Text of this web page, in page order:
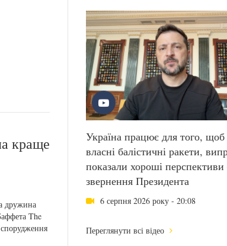
Україна працює для того, щоб
власні балістичні ракети,
показали хороші перспективи
звернення Президента
6 серпня 2026 року - 20:08
Переглянути всі відео
краще
дружина
The